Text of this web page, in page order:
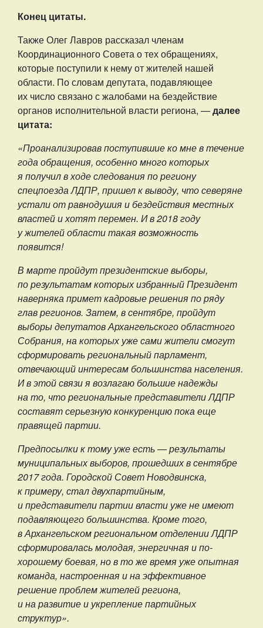
Конец цитаты.
Также Олег Лавров рассказал членам
Координационного Совета о тех обращениях,
которые поступили к нему от жителей нашей
области. По словам депутата, подавляющее
их число связано с жалобами на бездействие
органов исполнительной власти региона, —далее
цитата:
«Проанализировав поступившие ко мне в течение
года обращения, особенно много которых
я получил в ходе следования по региону
спецпоезда ЛДПР, пришел к выводу, что северяне
устали от равнодушия и бездействия местных
властей и хотят перемен. И в 2018 году
у жителей области такая возможность
появится!
В марте пройдут президентские выборы,
по результатам которых избранный Президент
наверняка примет кадровые решения по ряду
глав регионов. Затем, в сентябре, пройдут
выборы депутатов Архангельского областного
Собрания, на которых уже сами жители смогут
сформировать региональный парламент,
отвечающий интересам большинства населения.
И в этой связи я возлагаю большие надежды
на то, что региональные представители ЛДПР
составят серьезную конкуренцию пока еще
правящей партии.
Предпосылки к тому уже есть — результаты
муниципальных выборов, прошедших в сентябре
2017 года. Городской Совет Новодвинска,
к примеру, стал двухпартийным,
и представители партии власти уже не имеют
подавляющего большинства. Кроме того,
в Архангельском региональном отделении ЛДПР
сформировалась молодая, энергичная и по-
хорошему боевая, но в то же время уже опытная
команда, настроенная и на эффективное
решение проблем жителей региона,
и на развитие и укрепление партийных
структур».